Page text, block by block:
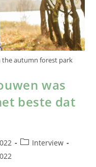
the autumn forest park
was
beste dat
Interview